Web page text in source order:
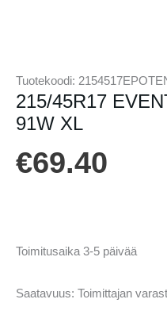
Tuotekoodi:
215/45R17
91W XL
€69.40
Toimitusaika 3-5 päivää
Saatavuus: Toimittajan